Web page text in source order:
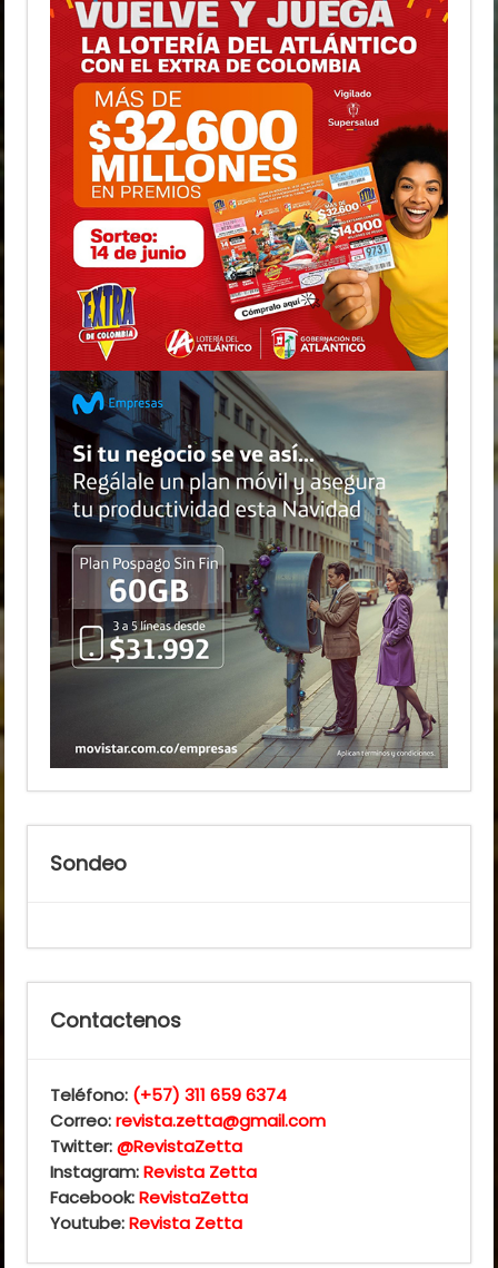
Sondeo
Contactenos
Teléfono: (+57) 311 659 6374
Correo:revista.zetta@gmail.com
Twitter:@RevistaZetta
Instagram:Revista Zetta
Facebook:RevistaZetta
Youtube:Revista Zetta